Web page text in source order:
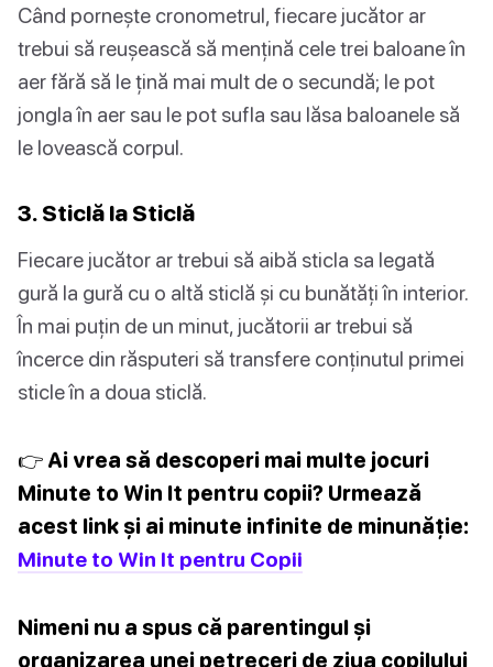
Când pornește cronometrul, fiecare jucător ar
trebui să reușească să mențină cele trei baloane în
aer fără să le țină mai mult de o secundă; le pot
jongla în aer sau le pot sufla sau lăsa baloanele să
le lovească corpul.
3. Sticlă la Sticlă
Fiecare jucător ar trebui să aibă sticla sa legată
gură la gură cu o altă sticlă și cu bunătăți în interior.
În mai puțin de un minut, jucătorii ar trebui să
încerce din răsputeri să transfere conținutul primei
sticle în a doua sticlă.
👉 Ai vrea să descoperi mai multe jocuri
Minute to Win It pentru copii? Urmează
acest link și ai minute infinite de minunăție:
Minute to Win It pentru Copii
Nimeni nu a spus că parentingul și
organizarea unei petreceri de ziua copilului